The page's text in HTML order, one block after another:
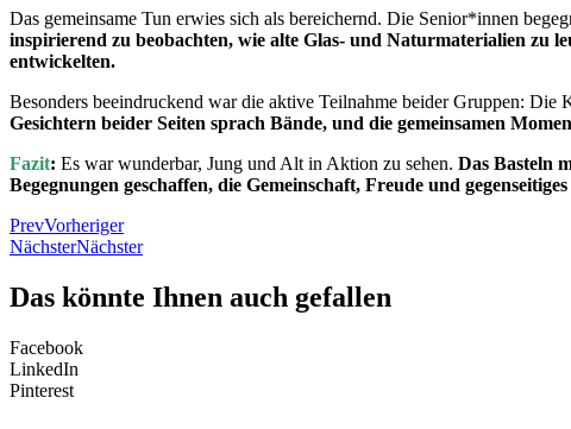
Das gemeinsame Tun erwies sich als bereichernd. Die Senior*innen
inspirierend zu beobachten, wie alte Glas- und Naturmaterialien zu
entwickelten.
Besonders beeindruckend war die aktive Teilnahme beider Gruppen:
Gesichtern beider Seiten sprach Bände, und die gemeinsamen
Fazit: Es war wunderbar, Jung und Alt in Aktion zu sehen. Das Basteln
Begegnungen geschaffen, die Gemeinschaft, Freude und
PrevVorheriger
NächsterNächster
Das könnte Ihnen auch gefallen
Facebook
LinkedIn
Pinterest